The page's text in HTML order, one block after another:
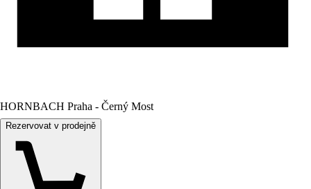
HORNBACH Praha - Černý Most
Rezervovat v prodejně